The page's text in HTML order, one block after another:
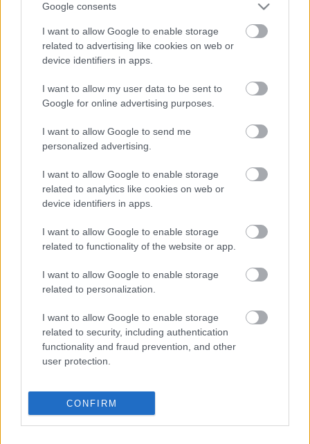
Google consents
I want to allow Google to enable storage
related to advertising like cookies on web or
device identifiers in apps.
I want to allow my user data to be sent to
Google for online advertising purposes.
I want to allow Google to send me
personalized advertising.
I want to allow Google to enable storage
related to analytics like cookies on web or
device identifiers in apps.
I want to allow Google to enable storage
related to functionality of the website or app.
I want to allow Google to enable storage
related to personalization.
I want to allow Google to enable storage
related to security, including authentication
functionality and fraud prevention, and other
user protection.
CONFIRM
Market News
στο "Είμαι Εδώ Για
Εσένα" 2026: «Οι
ταμπέλες που μας δίνουν
μόνο αν τις φορέσουμε»